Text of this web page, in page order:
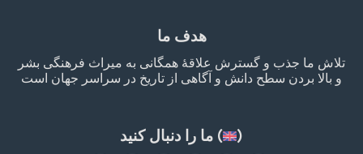
هدف ما
تلاش ما جذب و گسترش علاقۀ همگانی به میراث فرهنگی بشر
و بالا بردن سطح دانش و آگاهی از تاریخ در سراسر جهان است
ما را دنبال کنید ( )